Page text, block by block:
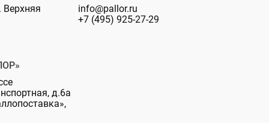
Верхняя
д.6а
info@pallor.ru
+7 (495) 925-27-29